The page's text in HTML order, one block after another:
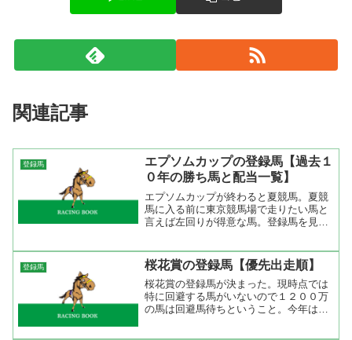
関連記事
登録馬
エプソムカップの登録馬【過去１
０年の勝ち馬と配当一覧】
エプソムカップが終わると夏競馬。夏競
馬に入る前に東京競馬場で走りたい馬と
言えば左回りが得意な馬。登録馬を見る
暗を分けた２頭だが時計の掛かる馬場な
らどうなるか分からない。...
登録馬 桜花賞の登録馬【優先出走順】
桜花賞の登録馬が決まった。現時点では
特に回避する馬がいないので１２００万
の馬は回避馬待ちということ。今年は前